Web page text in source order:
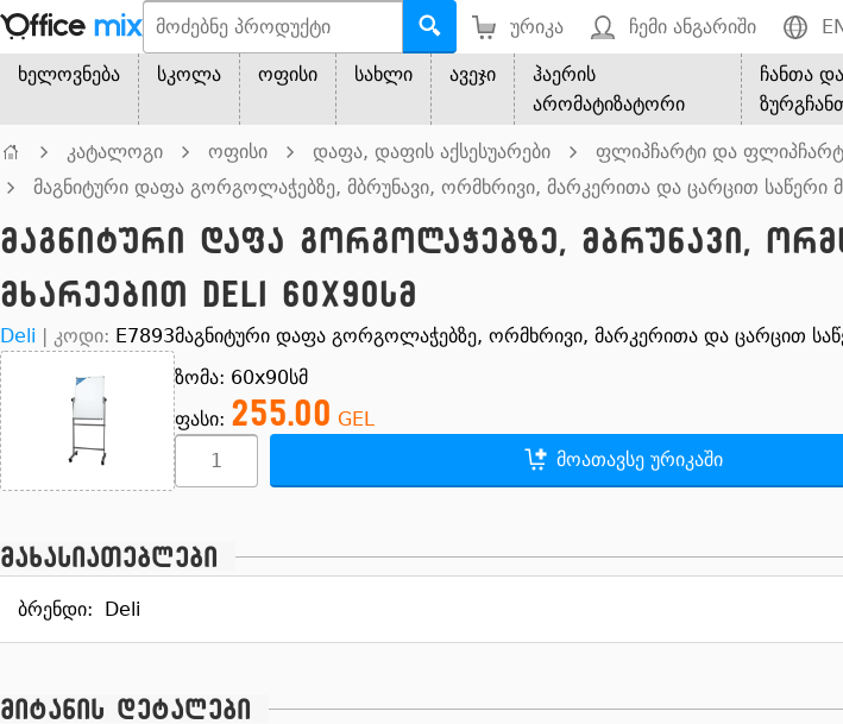
ურიკა ჩემი ანგარიში
ხელოვნება სკოლა ოფისი სახლი ავეჯი
ჰაერის
არომატიზატორი
ჩანთა და
კატალოგი ოფისი დაფა, დაფის აქსესუარები ფლიპჩარტი და
მაგნიტური დაფა გორგოლაჭებზე, მბრუნავი, ორმხრივი, მარკერითა და ცარცით საწერი
მაგნიტური დაფა გორგოლაჭებზე, მბრუნავი,
მხარეებით Deli 60x90სმ
Deli | კოდი: E7893მაგნიტური დაფა გორგოლაჭებზე, ორმხრივი, მარკერითა და ცარცით
ზომა: 60x90სმ
ფასი: 255.00 GEL
მოათავსე ურიკაში
მახასიათებლები
ბრენდი: Deli
მიტანის დეტალები